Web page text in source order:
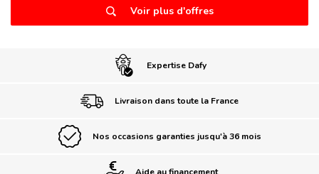
Voir plus d'offres
Expertise Dafy
Livraison dans toute la France
Nos occasions garanties jusqu'à 36 mois